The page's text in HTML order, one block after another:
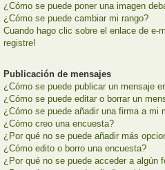
¿Cómo se puede poner una imagen
¿Cómo se puede cambiar mi rango?
Cuando hago clic sobre el enlace de e-
registre!
Publicación de mensajes
¿Cómo se puede publicar un mensaje
¿Cómo se puede editar o borrar un
¿Cómo se puede añadir una firma a mi
¿Cómo creo una encuesta?
¿Por qué no se puede añadir más
¿Cómo edito o borro una encuesta?
¿Por qué no se puede acceder a algún